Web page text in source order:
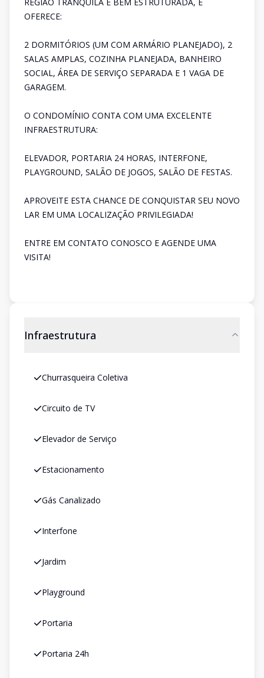
OFERECE:
2 DORMITÓRIOS (UM COM ARMÁRIO PLANEJADO), 2
SALAS AMPLAS, COZINHA PLANEJADA, BANHEIRO
SOCIAL, ÁREA DE SERVIÇO SEPARADA E 1 VAGA DE
GARAGEM.
O CONDOMÍNIO CONTA COM UMA EXCELENTE
INFRAESTRUTURA:
ELEVADOR, PORTARIA 24 HORAS, INTERFONE,
PLAYGROUND, SALÃO DE JOGOS, SALÃO DE FESTAS.
APROVEITE ESTA CHANCE DE CONQUISTAR SEU NOVO
LAR EM UMA LOCALIZAÇÃO PRIVILEGIADA!
ENTRE EM CONTATO CONOSCO E AGENDE UMA
VISITA!
Infraestrutura
Churrasqueira Coletiva
Circuito de TV
Elevador de Serviço
Estacionamento
Gás Canalizado
Interfone
Jardim
Playground
Portaria
Portaria 24h